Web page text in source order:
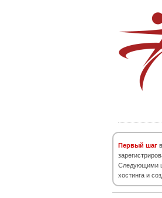
Первый шаг
Следующими
хостинга и